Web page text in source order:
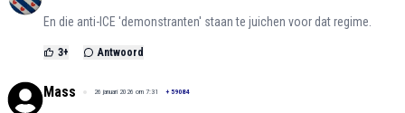
En die anti-ICE 'demonstranten' staan te juichen voor dat regime.
3+ Antwoord
Mass 26 januari 2026 om 7:31 + 59084